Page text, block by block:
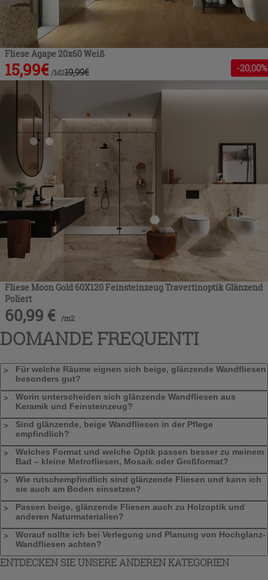
Fliese Agape 20x60 Weiß
15,99€ /M219,99€ -20,00%
Fliese Moon Gold 60X120 Feinsteinzeug Travertinoptik Glänzend
Poliert
60,99 € /m2
DOMANDE FREQUENTI
Für welche Räume eignen sich beige, glänzende Wandfliesen
besonders gut?
Worin unterscheiden sich glänzende Wandfliesen aus
Keramik und Feinsteinzeug?
Sind glänzende, beige Wandfliesen in der Pflege
empfindlich?
Welches Format und welche Optik passen besser zu meinem
Bad – kleine Metrofliesen, Mosaik oder Großformat?
Wie rutschempfindlich sind glänzende Fliesen und kann ich
sie auch am Boden einsetzen?
Passen beige, glänzende Fliesen auch zu Holzoptik und
anderen Naturmaterialien?
Worauf sollte ich bei Verlegung und Planung von Hochglanz-
Wandfliesen achten?
ENTDECKEN SIE UNSERE ANDEREN KATEGORIEN